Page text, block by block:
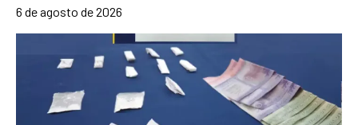
6 de agosto de 2026